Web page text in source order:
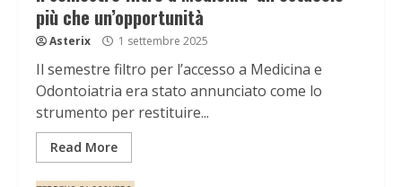
più che un’opportunità
Asterix 1 settembre 2025
Il semestre filtro per l’accesso a Medicina e
Odontoiatria era stato annunciato come lo
strumento per restituire...
Read More